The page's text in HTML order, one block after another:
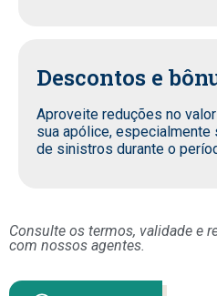
Descontos e
Aproveite reduções no
sua apólice, especialmente
de sinistros durante o
Consulte os termos, validade e
com nossos agentes.